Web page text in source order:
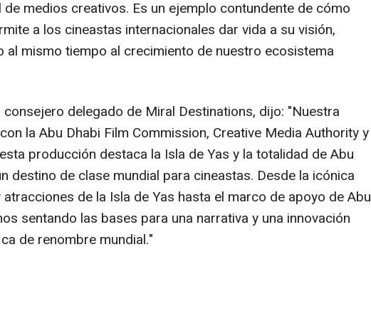
medios creativos. Es un ejemplo contundente de cómo
a los cineastas internacionales dar vida a su visión,
al mismo tiempo al crecimiento de nuestro ecosistema
consejero delegado de Miral Destinations, dijo: "Nuestra
la Abu Dhabi Film Commission, Creative Media Authority y
producción destaca la Isla de Yas y la totalidad deAbu
destino de clase mundial para cineastas. Desde la icónica
de la Isla de Yas hasta el marco de apoyo deAbu
sentando las bases para una narrativa y una innovación
de renombre mundial."